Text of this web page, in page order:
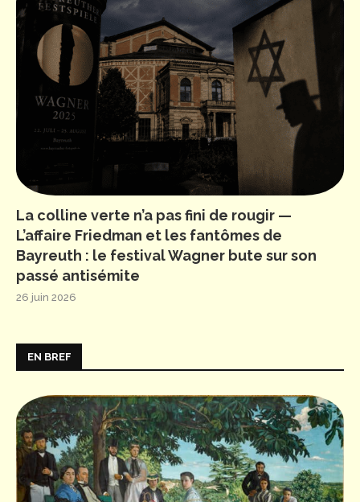
La colline verte n’a pas fini de rougir —
L’affaire Friedman et les fantômes de
Bayreuth : le festival Wagner bute sur son
passé antisémite
26 juin 2026
EN BREF